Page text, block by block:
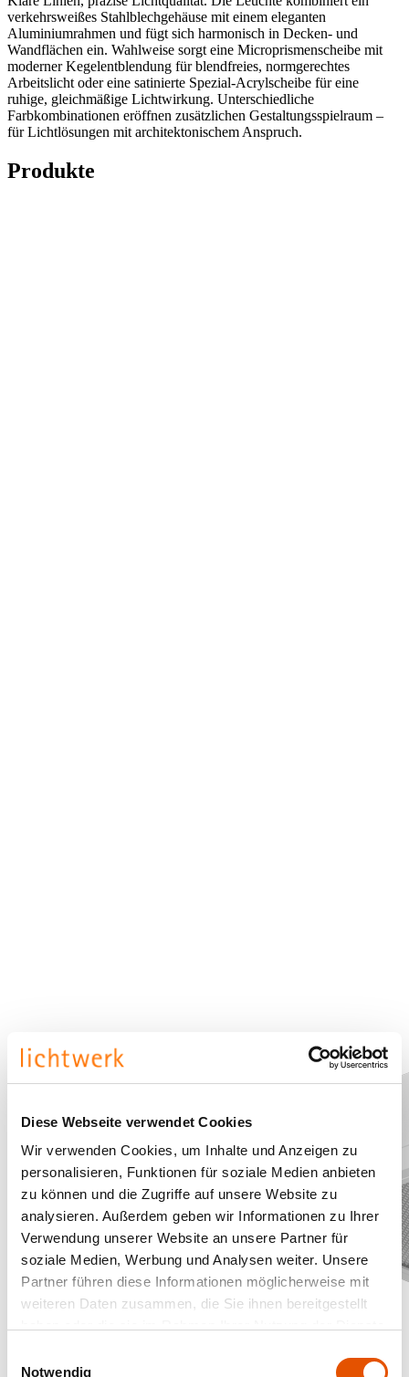
Diese Webseite verwendet Cookies
Wir verwenden Cookies, um Inhalte und Anzeigen zu
personalisieren, Funktionen für soziale Medien anbieten
zu können und die Zugriffe auf unsere Website zu
analysieren. Außerdem geben wir Informationen zu Ihrer
Verwendung unserer Website an unsere Partner für
soziale Medien, Werbung und Analysen weiter. Unsere
Partner führen diese Informationen möglicherweise mit
weiteren Daten zusammen, die Sie ihnen bereitgestellt
Notwendig
verkehrsweißes Stahlblechgehäuse mit einem eleganten
Aluminiumrahmen und fügt sich harmonisch in Decken- und
Wandflächen ein. Wahlweise sorgt eine Microprismenscheibe mit
moderner Kegelentblendung für blendfreies, normgerechtes
Arbeitslicht oder eine satinierte Spezial-Acrylscheibe für eine
ruhige, gleichmäßige Lichtwirkung. Unterschiedliche
Farbkombinationen eröffnen zusätzlichen Gestaltungsspielraum –
für Lichtlösungen mit architektonischem Anspruch.
Produkte